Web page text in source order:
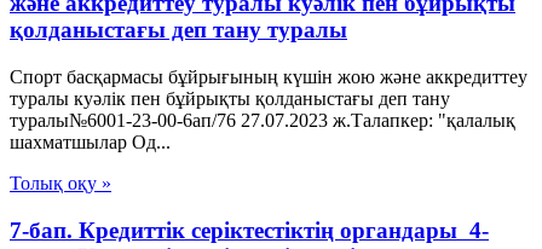
қолданыстағы деп тану туралы
Спорт басқармасы бұйрығының күшін жою және аккредиттеу
туралы куәлік пен бұйрықты қолданыстағы деп тану
туралы№6001-23-00-6ап/76 27.07.2023 ж.Талапкер: "қалалық
шахматшылар Од...
Толық оқу »
7-бап. Кредиттiк серiктестiктiң органдары 4-